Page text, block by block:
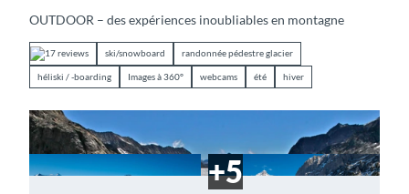
OUTDOOR – des expériences inoubliables en montagne
17 reviews ski/snowboard randonnée pédestre glacier
héliski / -boarding Images à 360° webcams été hiver